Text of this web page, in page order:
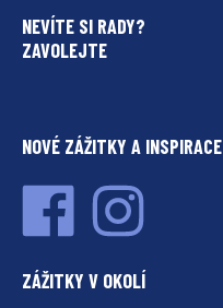
NEVÍTE SI RADY?
ZAVOLEJTE
NOVÉ ZÁŽITKY A INSPIRACE
ZÁŽITKY V OKOLÍ